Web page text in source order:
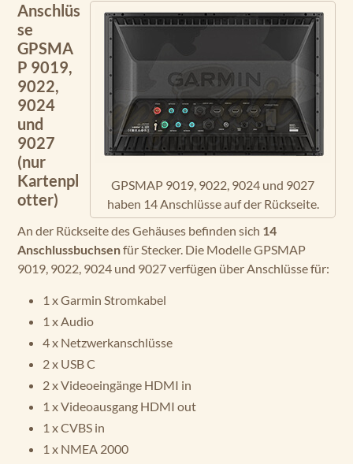
GPSMAP 9019, 9022, 9024 und 9027
haben 14 Anschlüsse auf der Rückseite.
Anschlüs
se
GPSMA
P 9019,
9022,
9024
und
9027
(nur
Kartenpl
otter)
An der Rückseite des Gehäuses befinden sich 14
Anschlussbuchsenfür Stecker. Die Modelle GPSMAP
9019, 9022, 9024 und 9027 verfügen über Anschlüsse für:
1 x Garmin Stromkabel
1 x Audio
4 x Netzwerkanschlüsse
2 x USB C
2 x Videoeingänge HDMI in
1 x Videoausgang HDMI out
1 x CVBS in
1 x NMEA 2000